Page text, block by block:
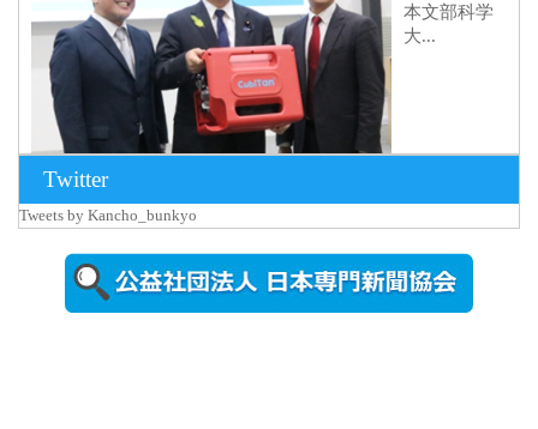
本文部科学
大...
2026年8月5日
更新
農工大で大
Twitter
Tweets by Kancho_bunkyo